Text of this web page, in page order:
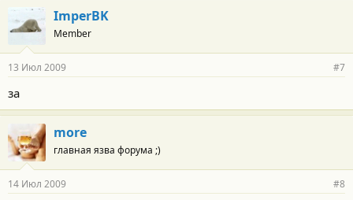
ImperBK
Member
13 Июл 2009 #7
за
more
главная язва форума ;)
14 Июл 2009 #8